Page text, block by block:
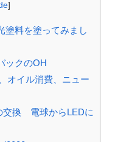
]
塗料を塗ってみまし
ックのOH
オイル消費、ニュー
換 電球からLEDに